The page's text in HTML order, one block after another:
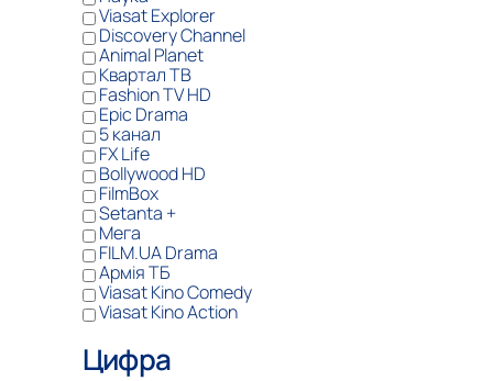
Viasat Explorer
Discovery Channel
Animal Planet
Квартал ТВ
Fashion TV HD
Epic Drama
5 канал
FX Life
Bollywood HD
FilmBox
Setanta +
Мега
FILM.UA Drama
Армія ТБ
Viasat Kino Comedy
Viasat Kino Action
Цифрa